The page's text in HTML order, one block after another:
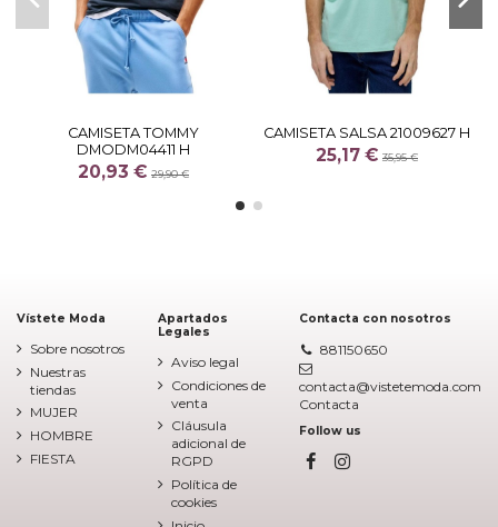
CAMISETA TOMMY
DMODM04411 H
20,93 € 29,90 €
CAMISETA SALSA 21009627 H
25,17 € 35,95 €
Vístete Moda
Sobre nosotros
Nuestras
tiendas
MUJER
HOMBRE
FIESTA
Apartados
Legales
Aviso legal
Condiciones de
venta
Cláusula
adicional de
RGPD
Política de
cookies
Contacta con nosotros
881150650
contacta@vistetemoda.com
Contacta
Follow us